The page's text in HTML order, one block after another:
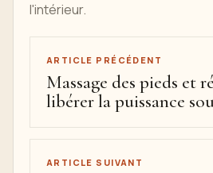
l'intérieur.
ARTICLE PRÉCÉDENT
Massage des pieds et
libérer la puissance
ARTICLE SUIVANT